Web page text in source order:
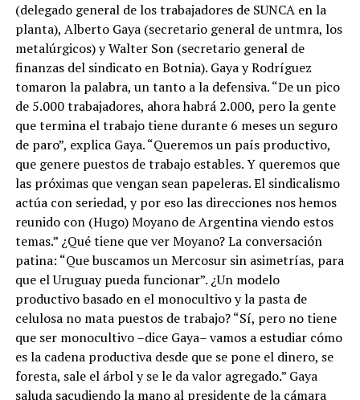
(delegado general de los trabajadores de SUNCA en la
planta), Alberto Gaya (secretario general de untmra, los
metalúrgicos) y Walter Son (secretario general de
finanzas del sindicato en Botnia). Gaya y Rodríguez
tomaron la palabra, un tanto a la defensiva. “De un pico
de 5.000 trabajadores, ahora habrá 2.000, pero la gente
que termina el trabajo tiene durante 6 meses un seguro
de paro”, explica Gaya. “Queremos un país productivo,
que genere puestos de trabajo estables. Y queremos que
las próximas que vengan sean papeleras. El sindicalismo
actúa con seriedad, y por eso las direcciones nos hemos
reunido con (Hugo) Moyano de Argentina viendo estos
temas.” ¿Qué tiene que ver Moyano? La conversación
patina: “Que buscamos un Mercosur sin asimetrías, para
que el Uruguay pueda funcionar”. ¿Un modelo
productivo basado en el monocultivo y la pasta de
celulosa no mata puestos de trabajo? “Sí, pero no tiene
que ser monocultivo –dice Gaya– vamos a estudiar cómo
es la cadena productiva desde que se pone el dinero, se
foresta, sale el árbol y se le da valor agregado.” Gaya
saluda sacudiendo la mano al presidente de la cámara